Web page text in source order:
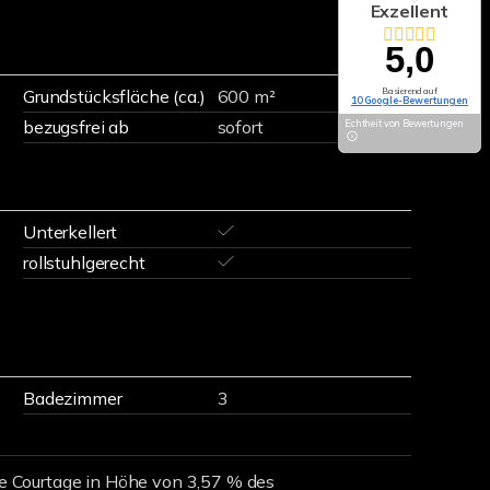
Grundstücksfläche (ca.)
600 m²
bezugsfrei ab
sofort
Unterkellert
rollstuhlgerecht
Badezimmer 3
in Höhe von 3,57 % des
Exzellent
5,0
Basierend auf
10 Google-Bewertungen
Echtheit von Bewertungen